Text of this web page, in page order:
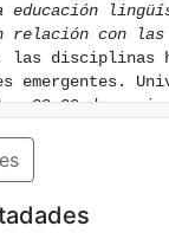
educación
con las
las disciplinas
emergentes.
28-30 de